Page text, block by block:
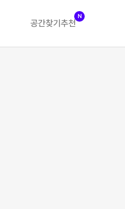
공간찾기 추천
N